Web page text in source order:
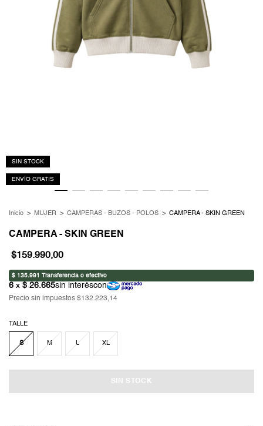
SIN STOCK
ENVÍO GRATIS
Inicio > MUJER > CAMPERAS - BUZOS - POLOS > CAMPERA - SKIN GREEN
CAMPERA - SKIN GREEN
$159.990,00
Precio sin impuestos $132.223,14
TALLE
S M L XL